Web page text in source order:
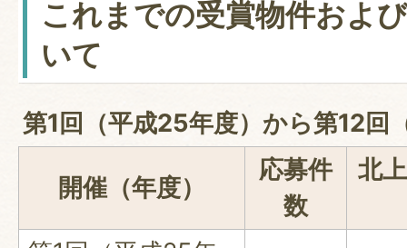
これまでの受賞物件およ
いて
第1回（平成25年度）から第12回
開催（年度）
応募件
数
北